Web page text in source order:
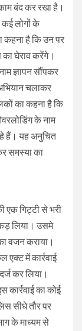
बंद कर रखा है।
लोगों के
कहना है कि उन पर
का घेराव करेंगे।
ज्ञापन सौंपकर
चलाकर
का कहना है कि
के नाम
हैं। यह अनुचित
समस्या का
एक गिट्टी से भरी
लिया। उसमे
वजन कराया।
एक्ट में कार्रवाई
कर लिया।
का कोई
सीधे तौर पर
के माध्यम से